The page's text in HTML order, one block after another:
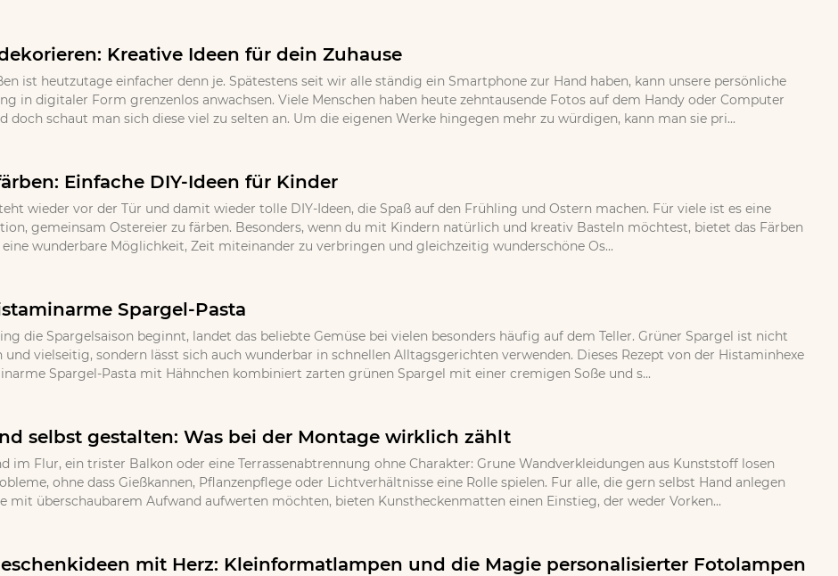
Kreative Ideen für dein Zuhause
ist heutzutage einfacher denn je. Spätestens seit wir alle ständig ein Smartphone zur Hand haben, kann unsere persönliche
in digitaler Form grenzenlos anwachsen. Viele Menschen haben heute zehntausende Fotos auf dem Handy oder Computer
doch schaut man sich diese viel zu selten an. Um die eigenen Werke hingegen mehr zu würdigen, kann man sie pri...
Einfache DIY-Ideen für Kinder
wieder vor der Tür und damit wieder tolle DIY-Ideen, die Spaß auf den Frühling und Ostern machen. Für viele ist es eine
gemeinsam Ostereier zu färben. Besonders, wenn du mit Kindern natürlich und kreativ Basteln möchtest, bietet das Färben
wunderbare Möglichkeit, Zeit miteinander zu verbringen und gleichzeitig wunderschöne Os...
Spargel-Pasta
die Spargelsaison beginnt, landet das beliebte Gemüse bei vielen besonders häufig auf dem Teller. Grüner Spargel ist nicht
vielseitig, sondern lässt sich auch wunderbar in schnellen Alltagsgerichten verwenden. Dieses Rezept von der Histaminhexe
Spargel-Pasta mit Hähnchen kombiniert zarten grünen Spargel mit einer cremigen Soße und s...
selbst gestalten: Was bei der Montage wirklich zählt
im Flur, ein trister Balkon oder eine Terrassenabtrennung ohne Charakter: Grune Wandverkleidungen aus Kunststoff losen
ohne dass Gießkannen, Pflanzenpflege oder Lichtverhältnisse eine Rolle spielen. Fur alle, die gern selbst Hand anlegen
mit überschaubarem Aufwand aufwerten möchten, bieten Kunstheckenmatten einen Einstieg, der weder Vorken...
mit Herz: Kleinformatlampen und die Magie personalisierter Fotolampen